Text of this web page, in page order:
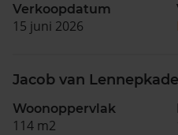
Verkoopdatum
15 juni 2026
Jacob van
Woonoppervlak
114 m2